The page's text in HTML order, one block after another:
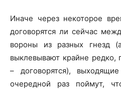
Иначе через некоторое
договорятся ли сейчас
вороны из разных гнезд
выклевывают крайне редко,
– договорятся),
очередной раз поймут,